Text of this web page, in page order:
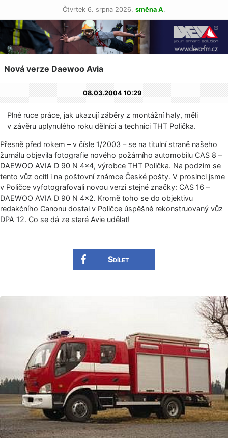
Čtvrtek 6. srpna 2026, směna A.
Nová verze Daewoo Avia
08.03.2004 10:29
Plné ruce práce, jak ukazují záběry z montážní haly, měli
v závěru uplynulého roku dělníci a technici THT Polička.
Přesně před rokem – v čísle 1/2003 – se na titulní straně našeho
žurnálu objevila fotografie nového požárního automobilu CAS 8 –
DAEWOO AVIA D 90 N 4×4, výrobce THT Polička. Na podzim se
tento vůz ocitl i na poštovní známce České pošty. V prosinci jsme
v Poličce vyfotografovali novou verzi stejné značky: CAS 16 –
DAEWOO AVIA D 90 N 4×2. Kromě toho se do objektivu
redakčního Canonu dostal v Poličce úspěšně rekonstruovaný vůz
DPA 12. Co se dá ze staré Avie udělat!
Sdílet